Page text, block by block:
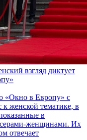
взгляд диктует
«Окно в Европу» с
к женской тематике, в
в
женщинами. Их
отвечает